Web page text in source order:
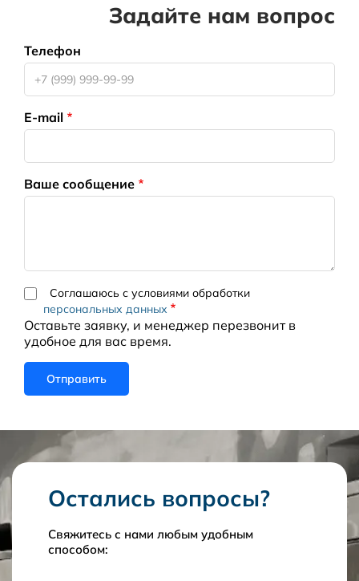
Задайте нам вопрос
Телефон
E-mail
Ваше сообщение
Соглашаюсь с условиями обработки
персональных данных
Оставьте заявку, и менеджер перезвонит в
удобное для вас время.
Остались вопросы?
Свяжитесь с нами любым удобным
способом: